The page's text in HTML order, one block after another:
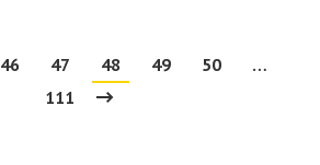
46 47 48 49 50
…
111